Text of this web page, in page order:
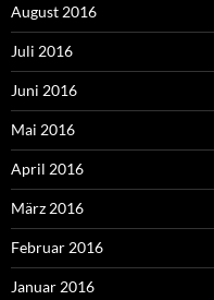
August 2016
Juli 2016
Juni 2016
Mai 2016
April 2016
März 2016
Februar 2016
Januar 2016